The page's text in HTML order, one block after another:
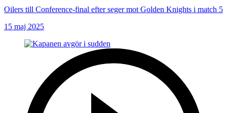
Oilers till Conference-final efter seger mot Golden Knights i match 5
15 maj 2025